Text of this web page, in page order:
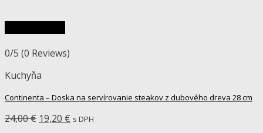
0/5 (0 Reviews)
Kuchyňa
Continenta – Doska na servírovanie steakov z dubového dreva 28 cm
24,00€ Pôvodná
19,20 € Aktuálna
s DPH